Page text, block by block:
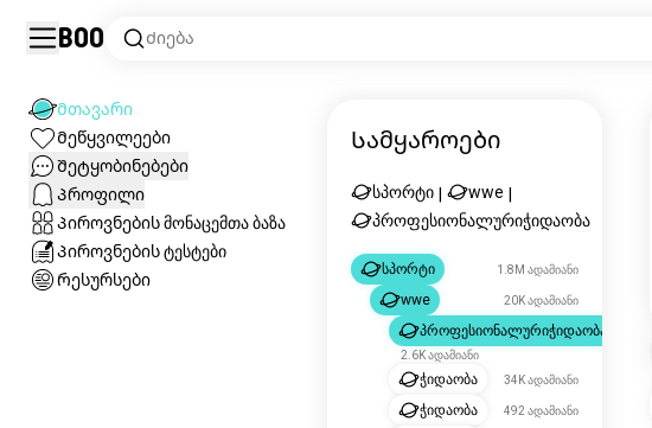
Boo Ძიება
Მთავარი
Მეწყვილეები
Შეტყობინებები
Პროფილი
Პიროვნების მონაცემთა ბაზა
Პიროვნების ტესტები
Რესურსები
Სამყაროები
სპორტი wwe
პროფესიონალურიჭიდაობა
სპორტი 1.8M ადამიანი
wwe 20K ადამიანი
პროფესიონალურიჭიდაობა
2.6K ადამიანი
ჭიდაობა 34K ადამიანი
ჭიდაობა 492 ადამიანი